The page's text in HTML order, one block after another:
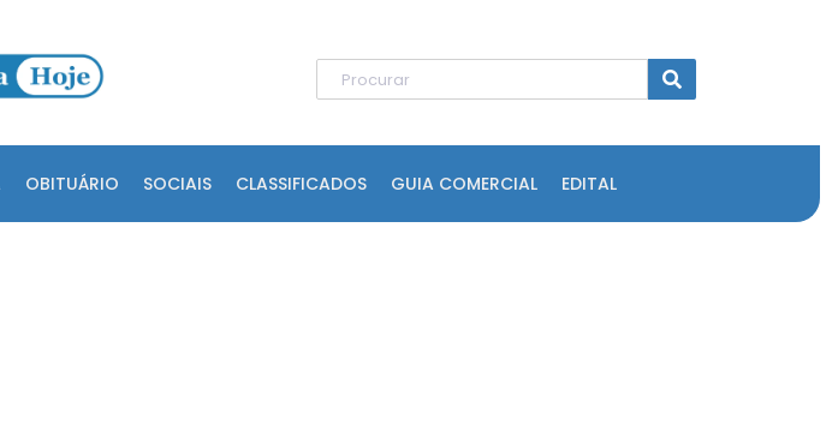
OBITUÁRIO SOCIAIS CLASSIFICADOS GUIA COMERCIAL EDITAL